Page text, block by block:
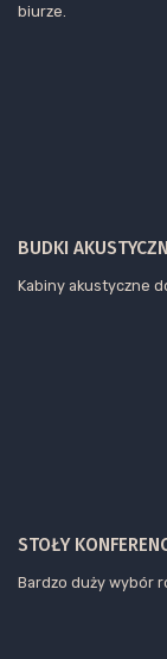
biurze.
BUDKI
Kabiny akustyczne
STOŁY
Bardzo duży wybór